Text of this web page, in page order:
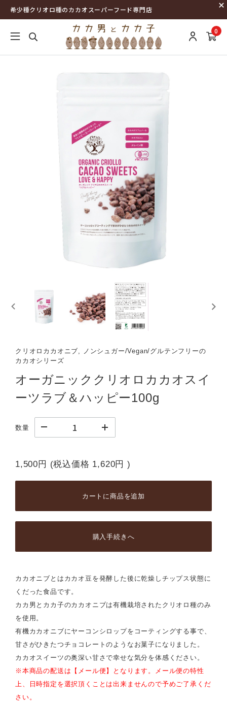
希少種クリオロ種のカカオスーパーフード専門店
0
クリオロカカオニブ, ノンシュガー/Vegan/グルテンフリーの
カカオシリーズ
オーガニッククリオロカカオスイ
ーツラブ＆ハッピー100g
数量
1,500円 (税込価格 1,620円 )
カートに商品を追加
購入手続きへ
カカオニブとはカカオ豆を発酵した後に乾燥しチップス状態に
くだった食品です。
カカ男とカカ子のカカオニブは有機栽培されたクリオロ種のみ
を使用。
有機カカオニブにヤーコンシロップをコーティングする事で、
甘さがひきたつチョコレートのようなお菓子になりました。
カカオスイーツの奥深い甘さで幸せな気分を体感ください。
※本商品の配送は【メール便】となります。メール便の特性
上、日時指定を選択頂くことは出来ませんので予めご了承くだ
さい。